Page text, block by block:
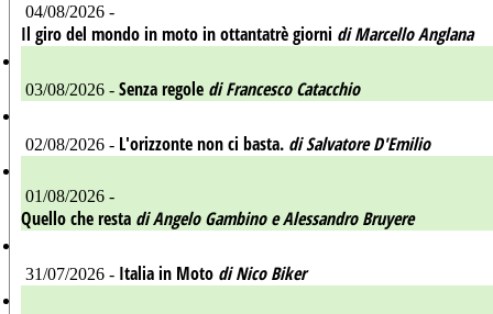
04/08/2026 -
Il giro del mondo in moto in ottantatrè giorni di Marcello Anglana
03/08/2026 - Senza regole di Francesco Catacchio
02/08/2026 - L'orizzonte non ci basta. di Salvatore D'Emilio
01/08/2026 -
Quello che resta di Angelo Gambino e Alessandro Bruyere
31/07/2026 - Italia in Moto di Nico Biker